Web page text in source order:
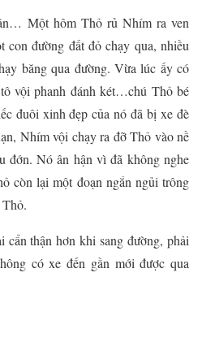
Một hôm Thỏ rủ Nhím ra ven
con đường đất đỏ chạy qua, nhiều
băng qua đường. Vừa lúc ấy có
vội phanh đánh két…chú Thỏ bé
đuôi xinh đẹp của nó đã bị xe đè
Nhím vội chạy ra đỡ Thỏ vào nề
đớn. Nó ân hận vì đã không nghe
còn lại một đoạn ngắn ngủi trông
cẩn thận hơn khi sang đường, phải
có xe đến gần mới được qua